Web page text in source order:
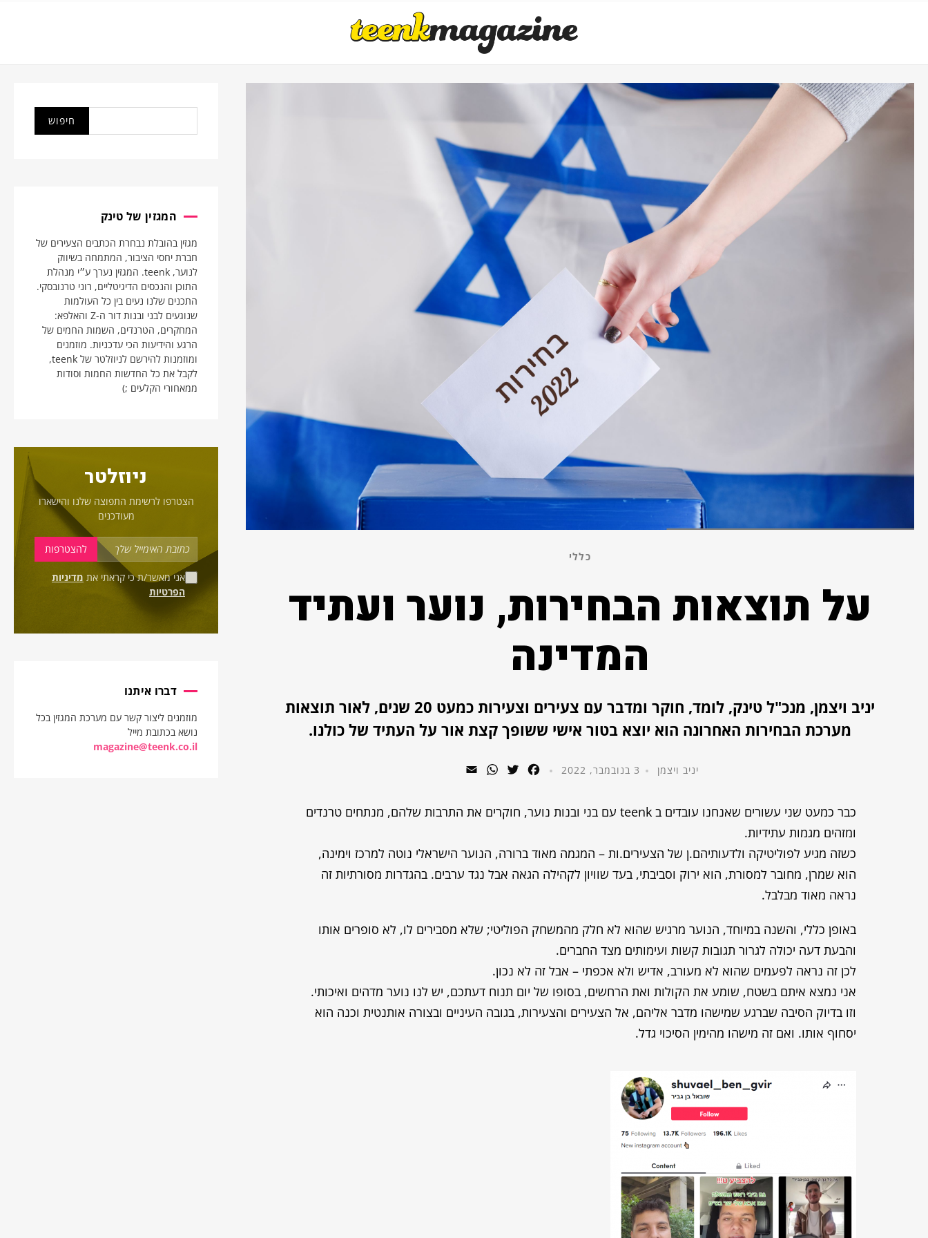
כללי
על תוצאות הבחירות, נוער ועתיד
המדינה
יניב ויצמן, מנכ"ל טינק, לומד, חוקר ומדבר עם צעירים וצעירות כמעט 20 שנים, לאור תוצאות
מערכת הבחירות האחרונה הוא יוצא בטור אישי ששופך קצת אור על העתיד של כולנו.
יניב ויצמן 3 בנובמבר, 2022 Facebook
Twitter
WhatsApp
כבר כמעט שני עשורים שאנחנו עובדים ב teenk עם בני ובנות נוער, חוקרים את התרבות שלהם, מנתחים טרנדים
ומזהים מגמות עתידיות.
כשזה מגיע לפוליטיקה ולדעותיהם.ן של הצעירים.ות – המגמה מאוד ברורה, הנוער הישראלי נוטה למרכז וימינה,
הוא שמרן, מחובר למסורת, הוא ירוק וסביבתי, בעד שוויון לקהילה הגאה אבל נגד ערבים. בהגדרות מסורתיות זה
נראה מאוד מבלבל.
באופן כללי, והשנה במיוחד, הנוער מרגיש שהוא לא חלק מהמשחק הפוליטי; שלא מסבירים לו, לא סופרים אותו
והבעת דעה יכולה לגרור תגובות קשות ועימותים מצד החברים.
לכן זה נראה לפעמים שהוא לא מעורב, אדיש ולא אכפתי – אבל זה לא נכון.
אני נמצא איתם בשטח, שומע את הקולות ואת הרחשים, בסופו של יום תנוח דעתכם, יש לנו נוער מדהים ואיכותי.
וזו בדיוק הסיבה שברגע שמישהו מדבר אליהם, אל הצעירים והצעירות, בגובה העיניים ובצורה אותנטית וכנה הוא
יסחוף אותו. ואם זה מישהו מהימין הסיכוי גדל.
המגזין של טינק
מגזין בהובלת נבחרת הכתבים הצעירים של
חברת יחסי הציבור, המתמחה בשיווק
לנוער, teenk. המגזין נערך ע״י מנהלת
התוכן והנכסים הדיגיטליים, רוני טרנובסקי.
התכנים שלנו נעים בין כל העולמות
שנוגעים לבני ובנות דור ה-Z והאלפא:
המחקרים, הטרנדים, השמות החמים של
הרגע והידיעות הכי עדכניות. מוזמנים
ומוזמנות להירשם לניוזלטר של teenk,
לקבל את כל החדשות החמות וסודות
ממאחורי הקלעים ;)
ניוזלטר
הצטרפו לרשימת התפוצה שלנו והישארו
מעודכנים
אני מאשר/ת כי קראתי את מדיניות
הפרטיות
דברו איתנו
מוזמנים ליצור קשר עם מערכת המגזין בכל
נושא בכתובת מייל
magazine@teenk.co.il